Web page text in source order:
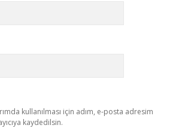
kullanılması için adım, e-posta adresim
kaydedilsin.